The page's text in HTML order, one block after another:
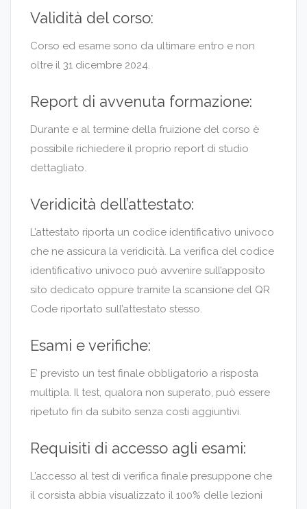
Validità del corso:
Corso ed esame sono da ultimare entro e non
oltre il 31 dicembre 2024.
Report di avvenuta formazione:
Durante e al termine della fruizione del corso è
possibile richiedere il proprio report di studio
dettagliato.
Veridicità dell’attestato:
L’attestato riporta un codice identificativo univoco
che ne assicura la veridicità. La verifica del codice
identificativo univoco può avvenire sull’apposito
sito dedicato oppure tramite la scansione del QR
Code riportato sull’attestato stesso.
Esami e verifiche:
E’ previsto un test finale obbligatorio a risposta
multipla. Il test, qualora non superato, può essere
ripetuto fin da subito senza costi aggiuntivi.
Requisiti di accesso agli esami:
L’accesso al test di verifica finale presuppone che
il corsista abbia visualizzato il 100% delle lezioni